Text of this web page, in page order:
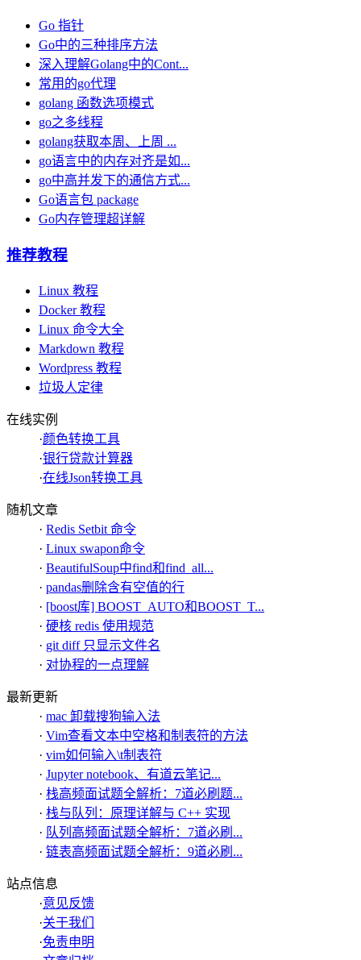
Go 指针
Go中的三种排序方法
深入理解Golang中的Cont...
常用的go代理
golang 函数选项模式
go之多线程
golang获取本周、上周 ...
go语言中的内存对齐是如...
go中高并发下的通信方式...
Go语言包 package
Go内存管理超详解
推荐教程
Linux 教程
Docker 教程
Linux 命令大全
Markdown 教程
Wordpress 教程
垃圾人定律
在线实例
·颜色转换工具
·银行贷款计算器
·在线Json转换工具
随机文章
· Redis Setbit 命令
· Linux swapon命令
· BeautifulSoup中find和find_all...
· pandas删除含有空值的行
· [boost库] BOOST_AUTO和BOOST_T...
· 硬核 redis 使用规范
· git diff 只显示文件名
· 对协程的一点理解
最新更新
· mac 卸载搜狗输入法
· Vim查看文本中空格和制表符的方法
· vim如何输入\t制表符
· Jupyter notebook、有道云笔记...
· 栈高频面试题全解析：7道必刷题...
· 栈与队列：原理详解与 C++ 实现
· 队列高频面试题全解析：7道必刷...
· 链表高频面试题全解析：9道必刷...
站点信息
·意见反馈
·关于我们
·免责申明